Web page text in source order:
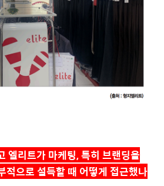
엘리트가 마케팅,특히 브랜딩을
적으로 설득할 때 어떻게 접근했나